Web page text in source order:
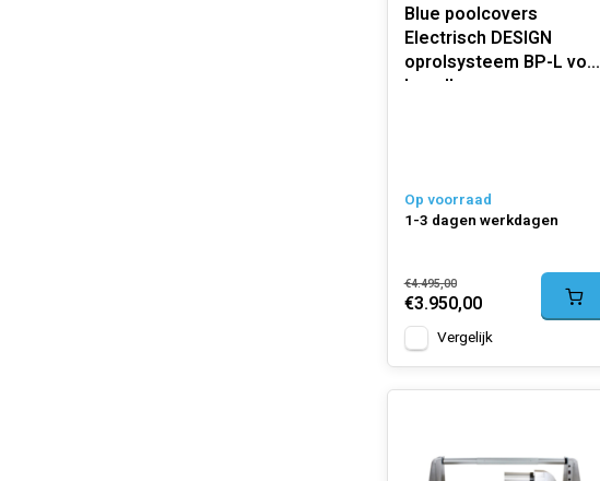
Blue poolcovers
Electrisch DESIGN
oprolsysteem BP-L voor
lamellen,
Op voorraad
1-3 dagen werkdagen
€4.495,00
€3.950,00
Vergelijk